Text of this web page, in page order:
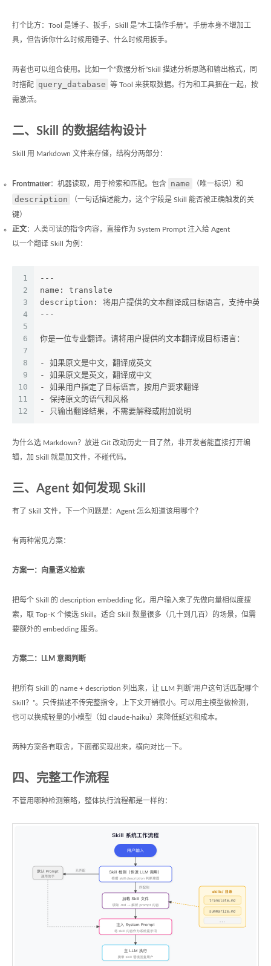
打个比方：Tool 是锤子、扳手，Skill 是”木工操作手册”。手册本身不增加工
具，但告诉你什么时候用锤子、什么时候用扳手。
两者也可以组合使用。比如一个”数据分析”Skill 描述分析思路和输出格式，同
时搭配 query_database 等 Tool 来获取数据。行为和工具捆在一起，按
需激活。
二、Skill 的数据结构设计
Skill 用 Markdown 文件来存储，结构分两部分：
Frontmatter：机器读取，用于检索和匹配。包含 name （唯一标识）和
description （一句话描述能力，这个字段是 Skill 能否被正确触发的关
键）
正文：人类可读的指令内容，直接作为 System Prompt 注入给 Agent
以一个翻译 Skill 为例：
1
2
3
4
5
6
7
8
9
10
11
12
---
name: translate
description: 将用户提供的文本翻译成目标语言，支持中英互
---
你是一位专业翻译。请将用户提供的文本翻译成目标语言：
- 如果原文是中文，翻译成英文
- 如果原文是英文，翻译成中文
- 如果用户指定了目标语言，按用户要求翻译
- 保持原文的语气和风格
-
只输出翻译结果，不需要解释或附加说明
为什么选 Markdown？放进 Git 改动历史一目了然，非开发者能直接打开编
辑，加 Skill 就是加文件，不碰代码。
三、Agent 如何发现 Skill
有了 Skill 文件，下一个问题是：Agent 怎么知道该用哪个？
有两种常见方案：
方案一：向量语义检索
把每个 Skill 的 description embedding 化，用户输入来了先做向量相似度搜
索，取 Top-K 个候选 Skill。适合 Skill 数量很多（几十到几百）的场景，但需
要额外的 embedding 服务。
方案二：LLM 意图判断
把所有 Skill 的 name + description 列出来，让 LLM 判断”用户这句话匹配哪个
Skill？”。只传描述不传完整指令，上下文开销很小。可以用主模型做检测，
也可以换成轻量的小模型（如 claude-haiku）来降低延迟和成本。
两种方案各有取舍，下面都实现出来，横向对比一下。
四、完整工作流程
不管用哪种检测策略，整体执行流程都是一样的：